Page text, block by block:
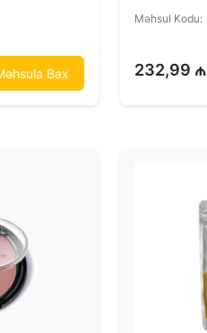
Bax
Məhsul Kodu:
232,99 ₼